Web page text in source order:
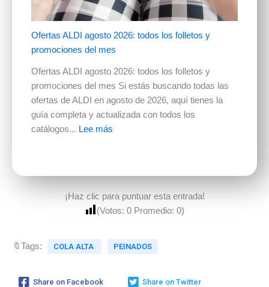
Ofertas ALDI agosto 2026: todos los folletos y
promociones del mes
Ofertas ALDI agosto 2026: todos los folletos y
promociones del mes Si estás buscando todas las
ofertas de ALDI en agosto de 2026, aquí tienes la
guía completa y actualizada con todos los
catálogos... Lee más
¡Haz clic para puntuar esta entrada!
(Votos: 0 Promedio: 0)
🔖Tags: COLA ALTA PEINADOS
Share on Facebook Share on Twitter